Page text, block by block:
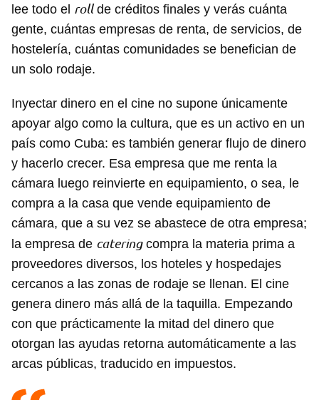
lee todo el rollde créditos finales y verás cuánta
gente, cuántas empresas de renta, de servicios, de
hostelería, cuántas comunidades se benefician de
un solo rodaje.
Inyectar dinero en el cine no supone únicamente
apoyar algo como la cultura, que es un activo en un
país como Cuba: es también generar flujo de dinero
y hacerlo crecer. Esa empresa que me renta la
cámara luego reinvierte en equipamiento, o sea, le
compra a la casa que vende equipamiento de
cámara, que a su vez se abastece de otra empresa;
la empresa de cateringcompra la materia prima a
proveedores diversos, los hoteles y hospedajes
cercanos a las zonas de rodaje se llenan. El cine
genera dinero más allá de la taquilla. Empezando
con que prácticamente la mitad del dinero que
otorgan las ayudas retorna automáticamente a las
arcas públicas, traducido en impuestos.